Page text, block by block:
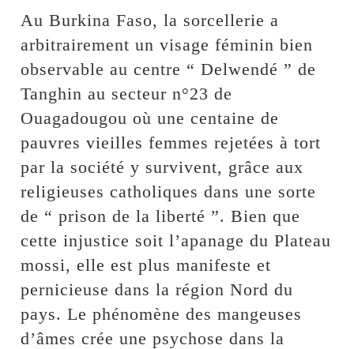
Au Burkina Faso, la sorcellerie a
arbitrairement un visage féminin bien
observable au centre “ Delwendé ” de
Tanghin au secteur n°23 de
Ouagadougou où une centaine de
pauvres vieilles femmes rejetées à tort
par la société y survivent, grâce aux
religieuses catholiques dans une sorte
de “ prison de la liberté ”. Bien que
cette injustice soit l’apanage du Plateau
mossi, elle est plus manifeste et
pernicieuse dans la région Nord du
pays. Le phénomène des mangeuses
d’âmes crée une psychose dans la